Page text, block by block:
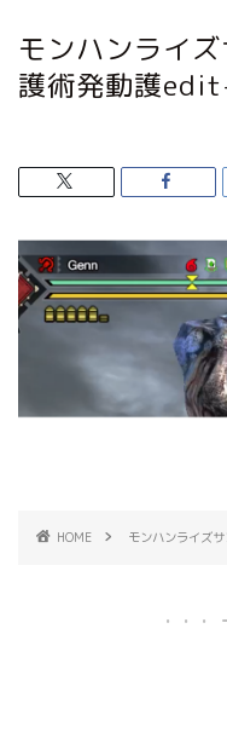
モンハンライ
護術発動護
HOME モンハンライズ